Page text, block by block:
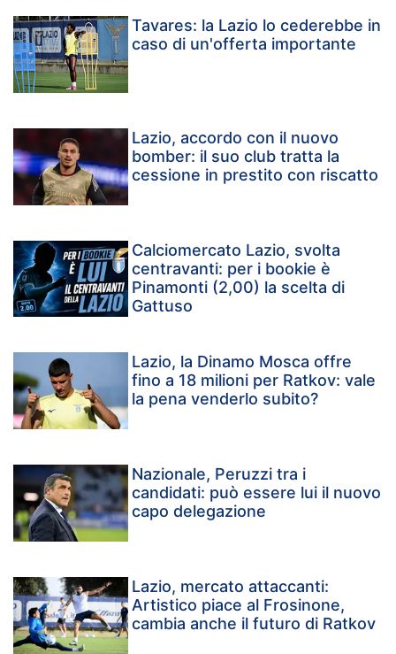
Tavares: la Lazio lo cederebbe in
caso di un'offerta importante
Lazio, accordo con il nuovo
bomber: il suo club tratta la
cessione in prestito con riscatto
Calciomercato Lazio, svolta
centravanti: per i bookie è
Pinamonti (2,00) la scelta di
Gattuso
Lazio, la Dinamo Mosca offre
fino a 18 milioni per Ratkov: vale
la pena venderlo subito?
Nazionale, Peruzzi tra i
candidati: può essere lui il nuovo
capo delegazione
Lazio, mercato attaccanti:
Artistico piace al Frosinone,
cambia anche il futuro di Ratkov